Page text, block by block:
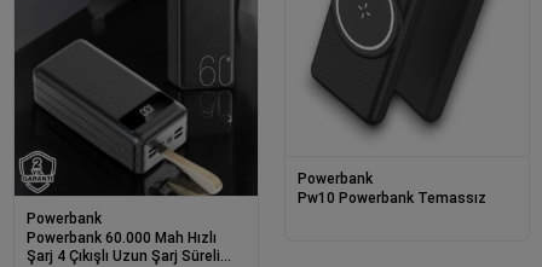
Powerbank
Powerbank 60.000 Mah Hızlı
Şarj 4 Çıkışlı Uzun Şarj Süreli
Powerbank
Pw10 Powerbank Temassız